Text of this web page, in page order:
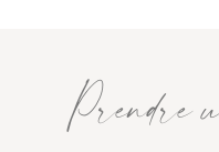
Prendre